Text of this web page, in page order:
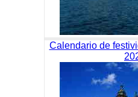
Calendario de